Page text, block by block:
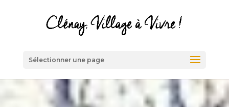
Sélectionner une page